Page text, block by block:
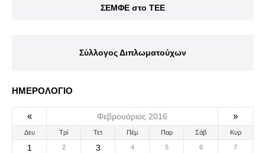
ΣΕΜΦΕ στο ΤΕΕ
Σύλλογος Διπλωματούχων
ΗΜΕΡΟΛΟΓΙΟ
« Φεβρουάριος 2016 »
Δευ Τρί Τετ Πέμ Παρ Σάβ Κυρ
1 2 3 4 5 6 7